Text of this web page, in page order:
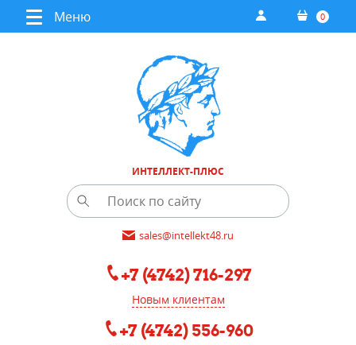
Меню 0
ИНТЕЛЛЕКТ-ПЛЮС
sales@intellekt48.ru
+7 (4742) 716-297
Новым клиентам
+7 (4742) 556-960